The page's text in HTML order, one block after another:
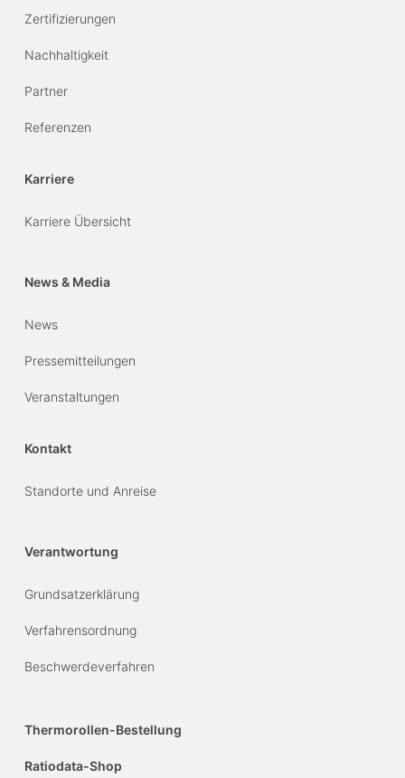
Zertifizierungen
Nachhaltigkeit
Partner
Referenzen
Karriere
Karriere Übersicht
News & Media
News
Pressemitteilungen
Veranstaltungen
Kontakt
Standorte und Anreise
Verantwortung
Grundsatzerklärung
Verfahrensordnung
Beschwerdeverfahren
Thermorollen-Bestellung
Ratiodata-Shop